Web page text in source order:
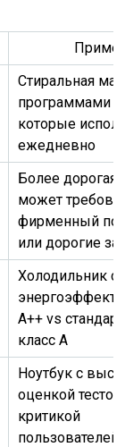
Стиральная
программами
которые
ежедневно
Более дорогая
может
фирменный
или дорогие
Холодильник с
A++ vs
класс A
Ноутбук с
оценкой
критикой
пользователей